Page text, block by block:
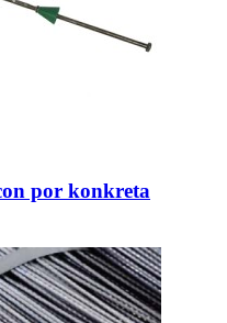
por konkreta